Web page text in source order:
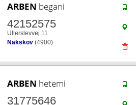
ARBEN begani
42152575
Ullerslevvej 11
Nakskov (4900)
ARBEN hetemi
31775646